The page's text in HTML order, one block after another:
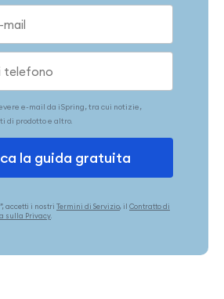
accetti i nostri Termini di Servizio, il Contratto di
sulla Privacy